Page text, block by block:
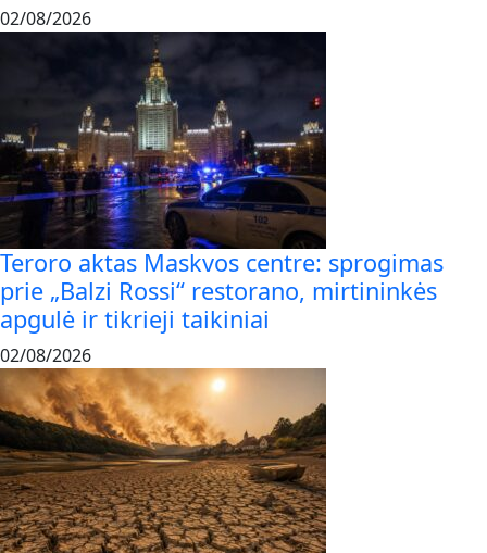
02/08/2026
Teroro aktas Maskvos centre: sprogimas
prie „Balzi Rossi“ restorano, mirtininkės
apgulė ir tikrieji taikiniai
02/08/2026